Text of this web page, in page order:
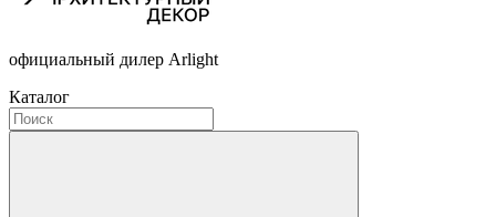
официальный дилер Arlight
Каталог